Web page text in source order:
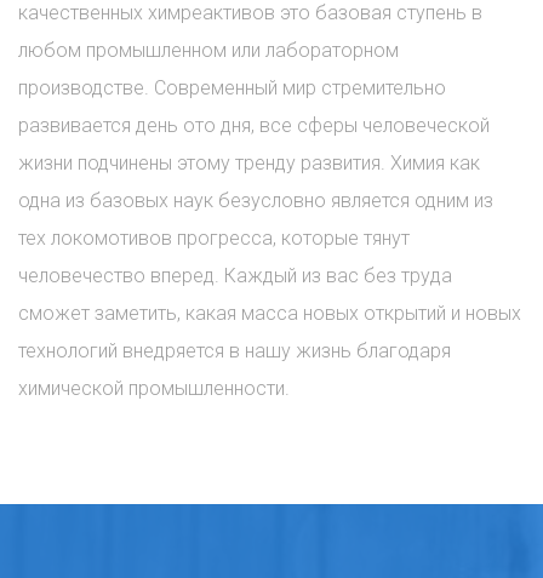
качественных химреактивов это базовая ступень в
любом промышленном или лабораторном
производстве. Современный мир стремительно
развивается день ото дня, все сферы человеческой
жизни подчинены этому тренду развития. Химия как
одна из базовых наук безусловно является одним из
тех локомотивов прогресса, которые тянут
человечество вперед. Каждый из вас без труда
сможет заметить, какая масса новых открытий и новых
технологий внедряется в нашу жизнь благодаря
химической промышленности.